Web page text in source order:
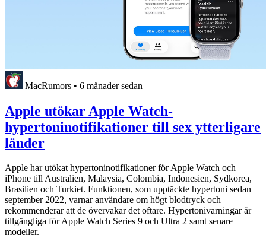
MacRumors • 6 månader sedan
Apple utökar Apple Watch-
hypertoninotifikationer till sex ytterligare
länder
Apple har utökat hypertoninotifikationer för Apple Watch och
iPhone till Australien, Malaysia, Colombia, Indonesien, Sydkorea,
Brasilien och Turkiet. Funktionen, som upptäckte hypertoni sedan
september 2022, varnar användare om högt blodtryck och
rekommenderar att de övervakar det oftare. Hypertonivarningar är
tillgängliga för Apple Watch Series 9 och Ultra 2 samt senare
modeller.